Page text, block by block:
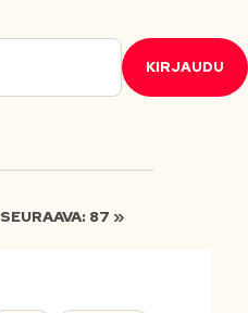
KIRJAUDU
SEURAAVA: 87 »